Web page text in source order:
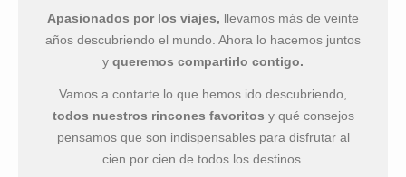
Apasionados por los viajes, llevamos más de veinte
años descubriendo el mundo. Ahora lo hacemos juntos
y queremos compartirlo contigo.
Vamos a contarte lo que hemos ido descubriendo,
todos nuestros rincones favoritos y qué consejos
pensamos que son indispensables para disfrutar al
cien por cien de todos los destinos.